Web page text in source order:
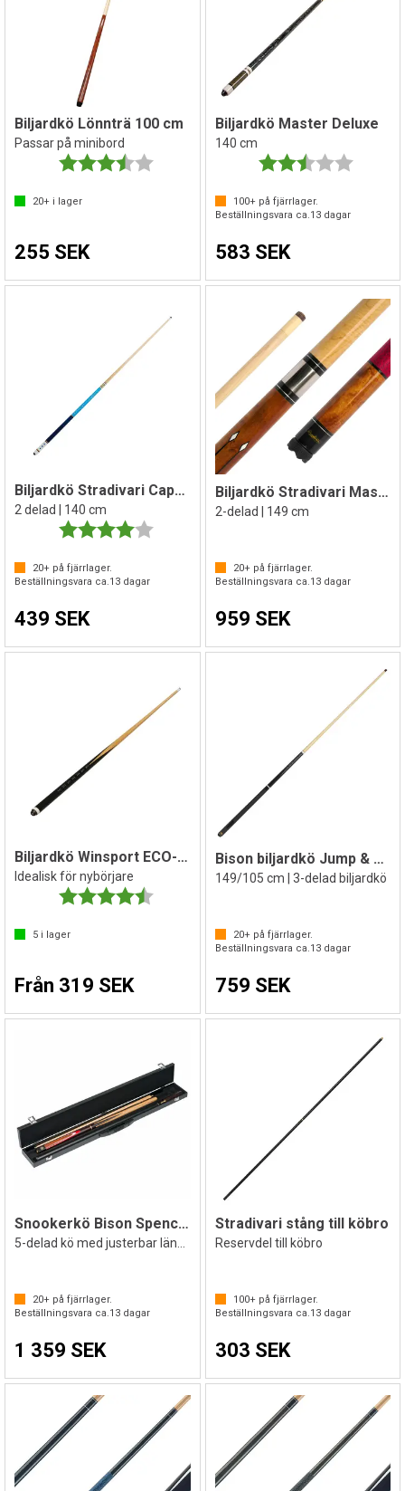
Biljardkö Lönnträ 100 cm
Passar på minibord
Betyg:
3.6 utav 5 stjärnor
20+ i lager
255 SEK
Biljardkö Master Deluxe
140 cm
Betyg:
100+på fjärrlager.
Beställningsvara ca.13dagar
583 SEK
Biljardkö Stradivari Captain
2 delad | 140 cm
Betyg:
4.0 utav 5 stjärnor
20+ på fjärrlager.
Beställningsvara ca.13 dagar
439 SEK
Biljardkö Stradivari Master-Billiards
2-delad | 149 cm
20+på fjärrlager.
Beställningsvara ca.13dagar
959 SEK
Biljardkö Winsport ECO-Star
Idealisk för nybörjare
Betyg:
4.4 utav 5 stjärnor
5 i lager
Från 319 SEK
Bison biljardkö Jump & Break
149/105 cm | 3-delad biljardkö
20+på fjärrlager.
Beställningsvara ca. 13dagar
759 SEK
Snookerkö Bison Spencer med koffert
20+ på fjärrlager.
Beställningsvara ca. 13 dagar
1 359 SEK
Stradivari stång till köbro
Reservdel till köbro
100+på fjärrlager.
Beställningsvara ca. 13dagar
303 SEK